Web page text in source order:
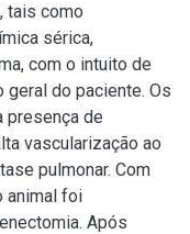
tais como
sérica,
com o intuito de
do paciente. Os
presença de
vascularização ao
pulmonar. Com
animal foi
Após